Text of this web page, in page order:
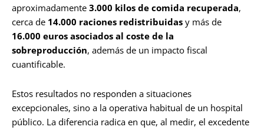
aproximadamente 3.000 kilos de comida recuperada,
cerca de 14.000 raciones redistribuidas y más de
16.000 euros asociados al coste de la
sobreproducción, además de un impacto fiscal
cuantificable.
Estos resultados no responden a situaciones
excepcionales, sino a la operativa habitual de un hospital
público. La diferencia radica en que, al medir, el excedente